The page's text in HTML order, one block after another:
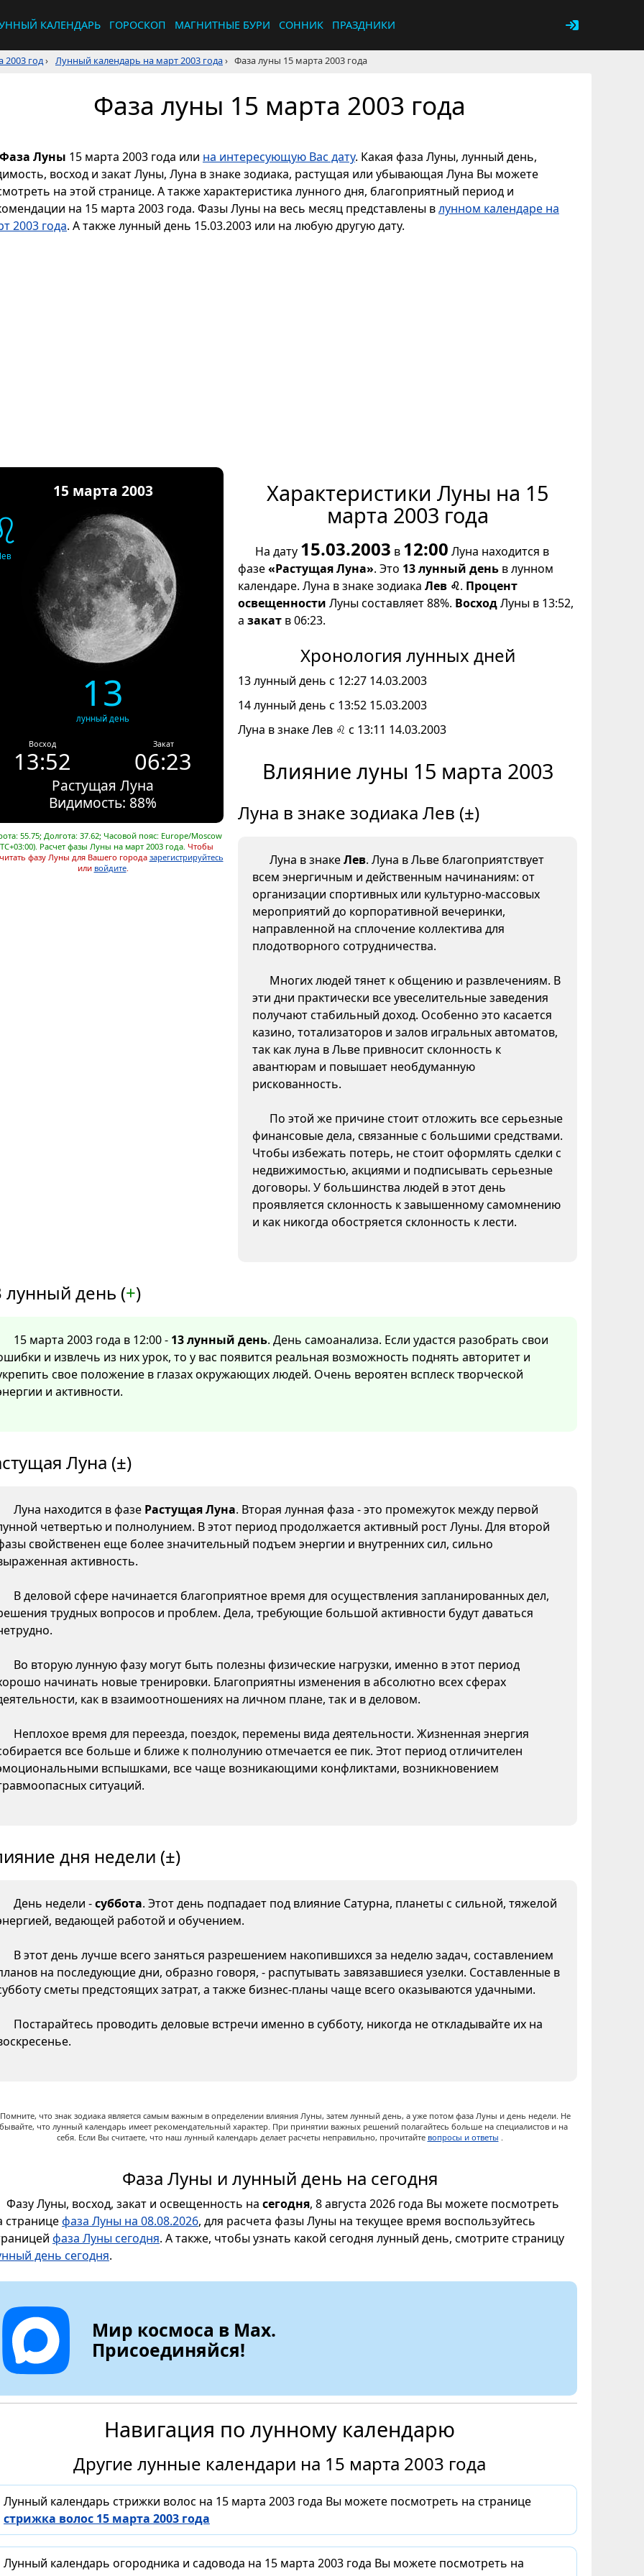
КАЛЕНДАРЬ ГОРОСКОП МАГНИТНЫЕ БУРИ СОННИК ПРАЗДНИКИ
2003 год› Лунный календарь на март 2003 года› Фаза луны 15 марта 2003 года
Фаза луны 15 марта 2003 года
Фаза Луны 15 марта 2003 года или на интересующую Вас дату. Какая фаза Луны, лунный день,
восход и закат Луны, Луна в знаке зодиака, растущая или убывающая Луна Вы можете
на этой странице. А также характеристика лунного дня, благоприятный период и
на 15 марта 2003 года. Фазы Луны на весь месяц представлены влунном календаре на
2003 года. А также лунный день 15.03.2003 или на любую другую дату.
15 марта 2003
13
лунный день
Восход
13:52
Закат
06:23
Растущая Луна
Видимость: 88%
55.75; Долгота: 37.62; Часовой пояс: Europe/Moscow
Расчет фазы Луны на март 2003 года. Чтобы
фазу Луны для Вашего города зарегистрируйтесь
или войдите.
Характеристики Луны на 15
марта 2003 года
На дату 15.03.2003 в 12:00 Луна находится в
фазе«Растущая Луна». Это 13 лунный день в лунном
календаре. Луна в знаке зодиака Лев ♌. Процент
освещенности Луны составляет 88%. ВосходЛуны в 13:52,
а закат в 06:23.
Хронология лунных дней
13 лунный день с 12:27 14.03.2003
14 лунный день с 13:52 15.03.2003
Луна в знаке Лев ♌ с 13:11 14.03.2003
Влияние луны 15 марта 2003
Луна в знаке зодиака Лев (±)
Луна в знакеЛев. Луна в Льве благоприятствует
всем энергичным и действенным начинаниям: от
организации спортивных или культурно-массовых
мероприятий до корпоративной вечеринки,
направленной на сплочение коллектива для
плодотворного сотрудничества.
Многих людей тянет к общению и развлечениям. В
эти дни практически все увеселительные заведения
получают стабильный доход. Особенно это касается
казино, тотализаторов и залов игральных автоматов,
так как луна в Льве привносит склонность к
авантюрам и повышает необдуманную
рискованность.
По этой же причине стоит отложить все серьезные
финансовые дела, связанные с большими средствами.
Чтобы избежать потерь, не стоит оформлять сделки с
недвижимостью, акциями и подписывать серьезные
договоры. У большинства людей в этот день
проявляется склонность к завышенному самомнению
и как никогда обостряется склонность к лести.
лунный день (+)
15 марта 2003 года в 12:00 - 13 лунный день. День самоанализа. Если удастся разобрать свои
и извлечь из них урок, то у вас появится реальная возможность поднять авторитет и
свое положение в глазах окружающих людей. Очень вероятен всплеск творческой
и активности.
Луна (±)
Луна находится в фазе Растущая Луна. Вторая лунная фаза - это промежуток между первой
четвертью и полнолунием. В этот период продолжается активный рост Луны. Для второй
свойственен еще более значительный подъем энергии и внутренних сил, сильно
активность.
В деловой сфере начинается благоприятное время для осуществления запланированных дел,
трудных вопросов и проблем. Дела, требующие большой активности будут даваться
Во вторую лунную фазу могут быть полезны физические нагрузки, именно в этот период
начинать новые тренировки. Благоприятны изменения в абсолютно всех сферах
как в взаимоотношениях на личном плане, так и в деловом.
Неплохое время для переезда, поездок, перемены вида деятельности. Жизненная энергия
все больше и ближе к полнолунию отмечается ее пик. Этот период отличителен
вспышками, все чаще возникающими конфликтами, возникновением
ситуаций.
дня недели (±)
День недели -суббота. Этот день подпадает под влияние Сатурна, планеты с сильной, тяжелой
ведающей работой и обучением.
В этот день лучше всего заняться разрешением накопившихся за неделю задач, составлением
на последующие дни, образно говоря, - распутывать завязавшиеся узелки. Составленные в
сметы предстоящих затрат, а также бизнес-планы чаще всего оказываются удачными.
Постарайтесь проводить деловые встречи именно в субботу, никогда не откладывайте их на
Помните, что знак зодиака является самым важным в определении влияния Луны, затем лунный день, а уже потом фаза Луны и день недели. Не
что лунный календарь имеет рекомендательный характер. При принятии важных решений полагайтесь больше на специалистов и на
себя. Если Вы считаете, что наш лунный календарь делает расчеты неправильно, прочитайте вопросы и ответы .
Фаза Луны и лунный день на сегодня
Фазу Луны, восход, закат и освещенность на сегодня, 8 августа 2026 года Вы можете посмотреть
страницефаза Луны на 08.08.2026, для расчета фазы Луны на текущее время воспользуйтесь
фаза Луны сегодня. А также, чтобы узнать какой сегодня лунный день, смотрите страницу
день сегодня.
Мир космоса в Max.
Присоединяйся!
Навигация по лунному календарю
Другие лунные календари на 15 марта 2003 года
Лунный календарь стрижки волос на 15 марта 2003 года Вы можете посмотреть на странице
стрижка волос 15 марта 2003 года
Лунный календарь огородника и садовода на 15 марта 2003 года Вы можете посмотреть на